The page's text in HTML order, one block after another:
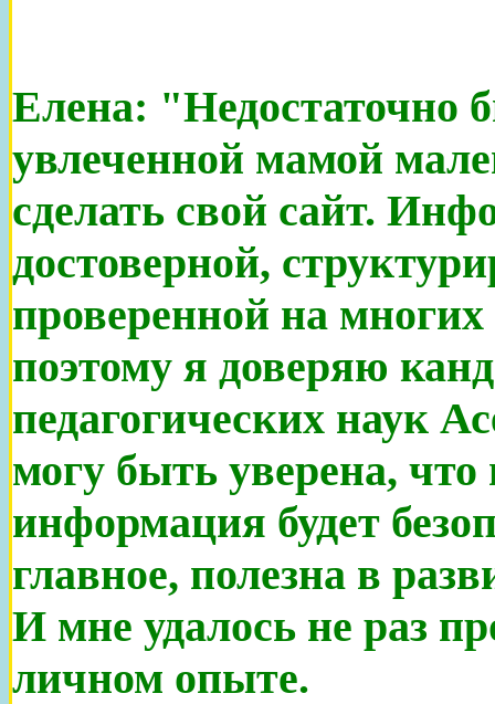
Елена: "Недостаточно
увлеченной мамой
сделать свой сайт.
достоверной,
проверенной на
поэтому я доверяю
педагогических наук
могу быть уверена, что
информация будет
главное, полезна в
И мне удалось не раз
личном опыте.